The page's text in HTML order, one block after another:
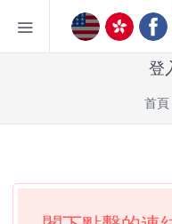
登
首頁